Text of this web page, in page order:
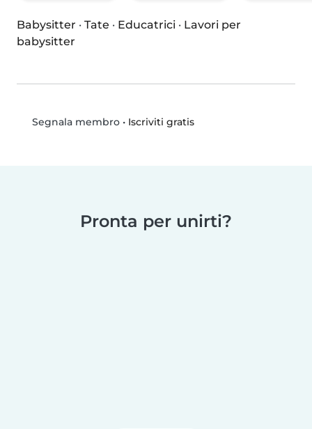
Babysitter · Tate · Educatrici · Lavori per
babysitter
Segnala membro• Iscriviti gratis
Pronta per unirti?